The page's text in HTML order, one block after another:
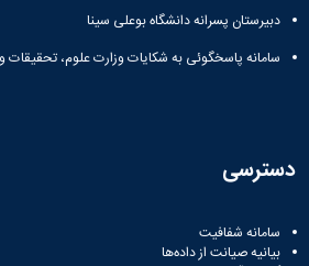
دبیرستان پسرانه دانشگاه بوعلی سینا
سامانه پاسخگوئی به شکایات وزارت علوم، تحقیقات
دسترسی
سامانه شفافیت
بیانیه صیانت از داده‌ها